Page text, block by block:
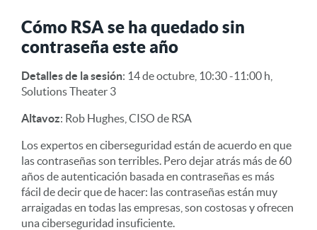
Cómo RSA se ha quedado sin
contraseña este año
Detalles de la sesión: 14 de octubre, 10:30 -11:00 h,
Solutions Theater 3
Altavoz: Rob Hughes, CISO de RSA
Los expertos en ciberseguridad están de acuerdo en que
las contraseñas son terribles. Pero dejar atrás más de 60
años de autenticación basada en contraseñas es más
fácil de decir que de hacer: las contraseñas están muy
arraigadas en todas las empresas, son costosas y ofrecen
una ciberseguridad insuficiente.